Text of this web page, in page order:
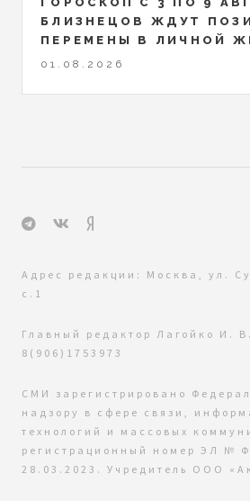
БЛИЗНЕЦОВ ЖДУТ
ПЕРЕМЕНЫ В ЛИЧНОЙ
01.08.2026
Адрес редакции: Москва, ул.
с.1
Главный редактор Лагойко И.
8(906)1753973
СМИ зарегистрировано
надзору в сфере связи,
технологий и массовых
регистрационный номер ЭЛ №
28.03.2023. Учредитель ООО